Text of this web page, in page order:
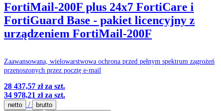
FortiMail-200F plus 24x7 FortiCare i
FortiGuard Base - pakiet licencyjny z
urządzeniem FortiMail-200F
Zaawansowana, wielowarstwowa ochrona przed pełnym spektrum zagrożeń
przenoszonych przez pocztę e-mail
28 437,57 złza szt.
34 978,21 złza szt.
netto /
brutto